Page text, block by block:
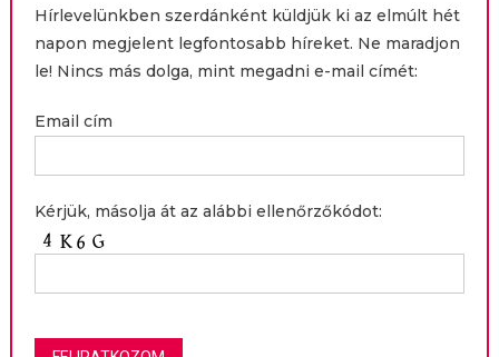
Hírlevelünkben szerdánként küldjük ki az elmúlt hét
napon megjelent legfontosabb híreket. Ne maradjon
le! Nincs más dolga, mint megadni e-mail címét:
Email cím
Kérjük, másolja át az alábbi ellenőrzőkódot: